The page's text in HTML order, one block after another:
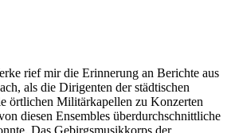
rief mir die Erinnerung an Berichte aus
als die Dirigenten der städtischen
örtlichen Militärkapellen zu Konzerten
diesen Ensembles überdurchschnittliche
Das Gebirgsmusikkorps der